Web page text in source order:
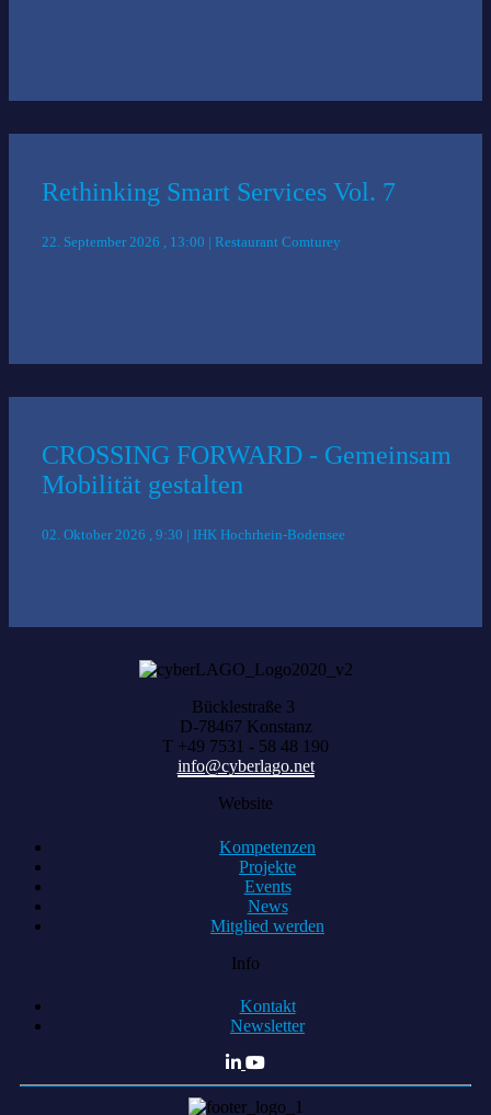
Rethinking Smart Services Vol. 7
22. September 2026 , 13:00 | Restaurant Comturey
CROSSING FORWARD - Gemeinsam
Mobilität gestalten
02. Oktober 2026 , 9:30 | IHK Hochrhein-Bodensee
Bücklestraße 3
D-78467 Konstanz
T +49 7531 - 58 48 190
info@cyberlago.net
Website
Kompetenzen
Projekte
Events
News
Mitglied werden
Info
Kontakt
Newsletter